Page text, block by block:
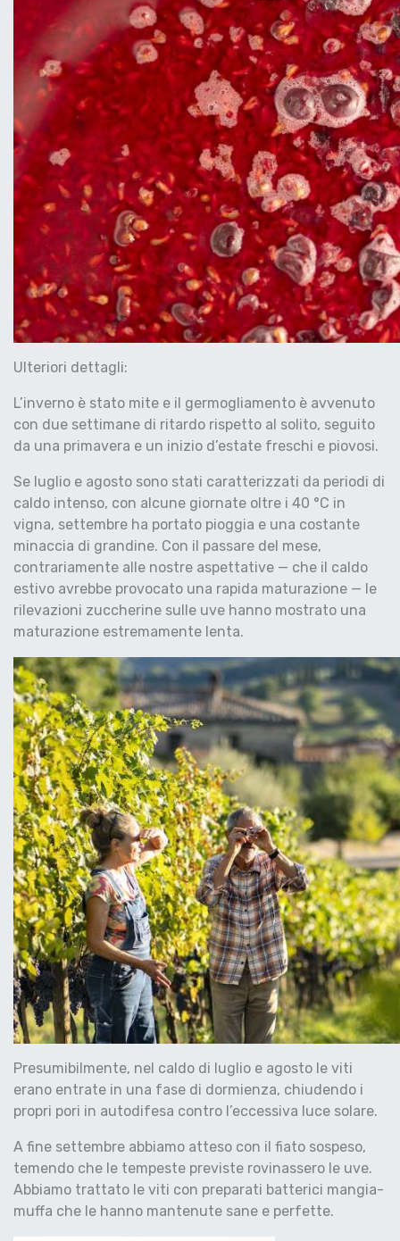
Ulteriori dettagli:
L’inverno è stato mite e il germogliamento è avvenuto
con due settimane di ritardo rispetto al solito, seguito
da una primavera e un inizio d’estate freschi e piovosi.
Se luglio e agosto sono stati caratterizzati da periodi di
caldo intenso, con alcune giornate oltre i 40 °C in
vigna, settembre ha portato pioggia e una costante
minaccia di grandine. Con il passare del mese,
contrariamente alle nostre aspettative — che il caldo
estivo avrebbe provocato una rapida maturazione — le
rilevazioni zuccherine sulle uve hanno mostrato una
maturazione estremamente lenta.
Presumibilmente, nel caldo di luglio e agosto le viti
erano entrate in una fase di dormienza, chiudendo i
propri pori in autodifesa contro l’eccessiva luce solare.
A fine settembre abbiamo atteso con il fiato sospeso,
temendo che le tempeste previste rovinassero le uve.
Abbiamo trattato le viti con preparati batterici mangia-
muffa che le hanno mantenute sane e perfette.